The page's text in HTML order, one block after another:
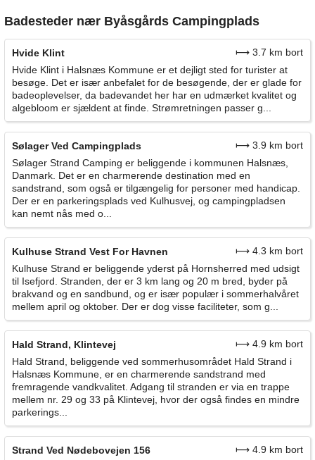
Badesteder nær Byåsgårds Campingplads
Hvide Klint
⟼ 3.7 km bort
Hvide Klint i Halsnæs Kommune er et dejligt sted for turister at
besøge. Det er især anbefalet for de besøgende, der er glade for
badeoplevelser, da badevandet her har en udmærket kvalitet og
algebloom er sjældent at finde. Strømretningen passer g...
Sølager Ved Campingplads
⟼ 3.9 km bort
Sølager Strand Camping er beliggende i kommunen Halsnæs,
Danmark. Det er en charmerende destination med en
sandstrand, som også er tilgængelig for personer med handicap.
Der er en parkeringsplads ved Kulhusvej, og campingpladsen
kan nemt nås med o...
Kulhuse Strand Vest For Havnen
⟼ 4.3 km bort
Kulhuse Strand er beliggende yderst på Hornsherred med udsigt
til Isefjord. Stranden, der er 3 km lang og 20 m bred, byder på
brakvand og en sandbund, og er især populær i sommerhalvåret
mellem april og oktober. Der er dog visse faciliteter, som g...
Hald Strand, Klintevej
⟼ 4.9 km bort
Hald Strand, beliggende ved sommerhusområdet Hald Strand i
Halsnæs Kommune, er en charmerende sandstrand med
fremragende vandkvalitet. Adgang til stranden er via en trappe
mellem nr. 29 og 33 på Klintevej, hvor der også findes en mindre
parkerings...
Strand Ved Nødebovejen 156
⟼ 4.9 km bort